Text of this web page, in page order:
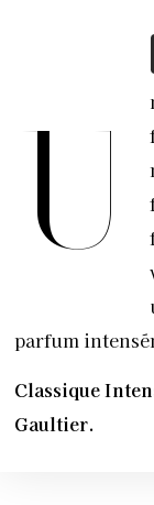
U
parfum
Classique
Gaultier.